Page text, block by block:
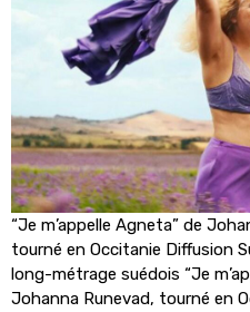
“Je m’appelle Agneta” de
tourné en Occitanie Diffusion
long-métrage suédois “Je
Johanna Runevad, tourné en